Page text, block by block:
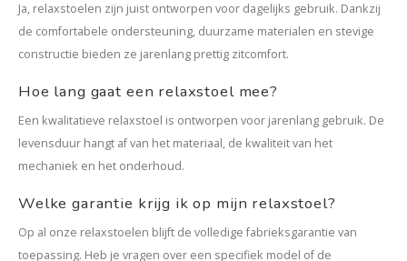
Ja, relaxstoelen zijn juist ontworpen voor dagelijks gebruik. Dankzij
de comfortabele ondersteuning, duurzame materialen en stevige
constructie bieden ze jarenlang prettig zitcomfort.
Hoe lang gaat een relaxstoel mee?
Een kwalitatieve relaxstoel is ontworpen voor jarenlang gebruik. De
levensduur hangt af van het materiaal, de kwaliteit van het
mechaniek en het onderhoud.
Welke garantie krijg ik op mijn relaxstoel?
Op al onze relaxstoelen blijft de volledige fabrieksgarantie van
toepassing. Heb je vragen over een specifiek model of de